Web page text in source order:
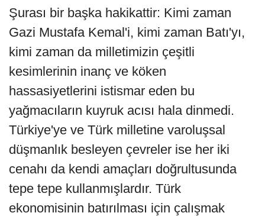
Şurası bir başka hakikattir: Kimi zaman
Gazi Mustafa Kemal'i, kimi zaman Batı'yı,
kimi zaman da milletimizin çeşitli
kesimlerinin inanç ve köken
hassasiyetlerini istismar eden bu
yağmacıların kuyruk acısı hala dinmedi.
Türkiye'ye ve Türk milletine varoluşsal
düşmanlık besleyen çevreler ise her iki
cenahı da kendi amaçları doğrultusunda
tepe tepe kullanmışlardır. Türk
ekonomisinin batırılması için çalışmak